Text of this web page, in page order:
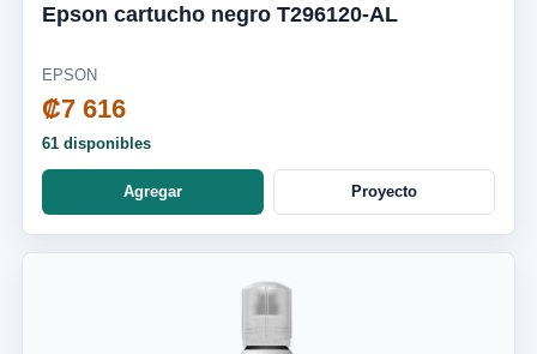
Epson cartucho negro T296120-AL
EPSON
₡7 616
61 disponibles
Agregar Proyecto